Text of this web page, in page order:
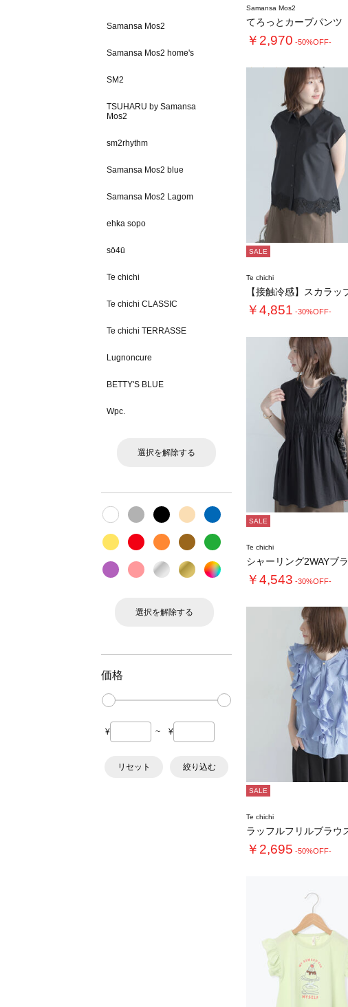
Samansa Mos2
Samansa Mos2 home's
SM2
TSUHARU by Samansa
Mos2
sm2rhythm
Samansa Mos2 blue
Samansa Mos2 Lagom
ehka sopo
sō4ū
Te chichi
Te chichi CLASSIC
Te chichi TERRASSE
Lugnoncure
BETTY'S BLUE
Wpc.
選択を解除する
選択を解除する
価格
¥ ~ ¥
リセット 絞り込む
Samansa Mos2
てろっとカーブパンツ
￥2,970 -50%OFF-
4.1（9
SALE
Te chichi
￥4,851 -30%OFF-
SALE
Te chichi
シャーリング2WAYブ
￥4,543 -30%OFF-
SALE
Te chichi
ラッフルフリルブラウ
￥2,695 -50%OFF-